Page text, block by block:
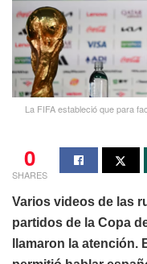
La FIFA estableció que para
0
SHARES
Varios videos de las
partidos de la Copa
llamaron la